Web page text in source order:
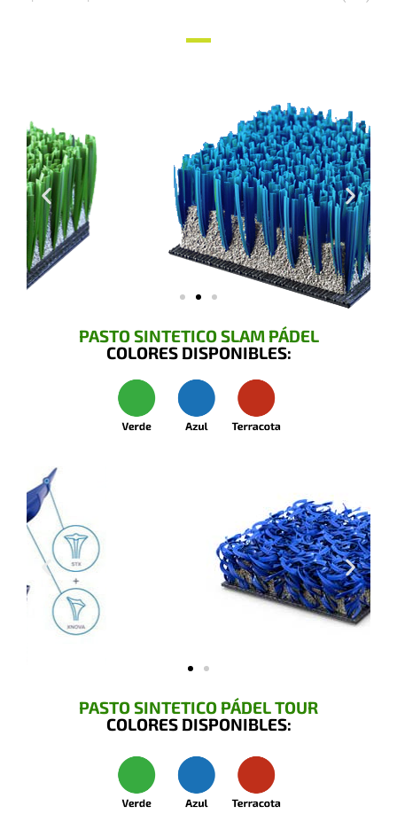
PASTO SINTETICO SLAM PÁDEL
COLORES DISPONIBLES:
PASTO SINTETICO PÁDEL TOUR
COLORES DISPONIBLES: